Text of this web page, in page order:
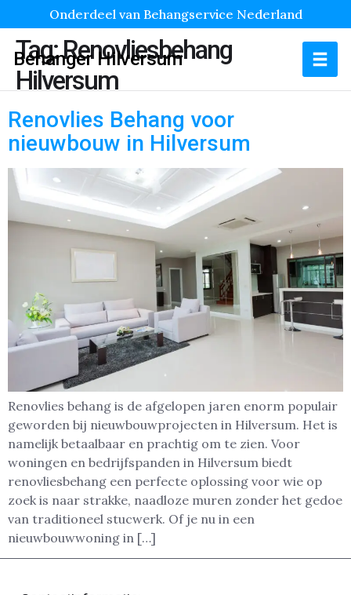
Onderdeel van Behangservice Nederland
Behanger Hilversum
Tag:Renovliesbehang
Hilversum
Renovlies Behang voor
nieuwbouw in Hilversum
Renovlies behang is de afgelopen jaren enorm populair
geworden bij nieuwbouwprojecten in Hilversum. Het is
namelijk betaalbaar en prachtig om te zien. Voor
woningen en bedrijfspanden in Hilversum biedt
renovliesbehang een perfecte oplossing voor wie op
zoek is naar strakke, naadloze muren zonder het gedoe
van traditioneel stucwerk. Of je nu in een
nieuwbouwwoning in […]